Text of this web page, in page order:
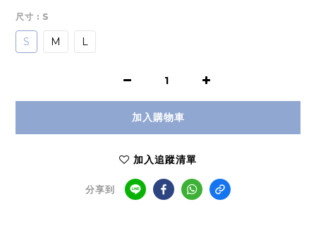
尺寸 : S
S M L
加入購物車
加入追蹤清單
分享到